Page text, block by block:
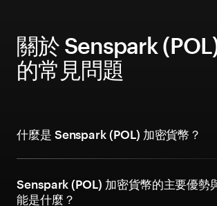
關於 Senspark
的常見問題
什麼是 Senspark (POL) 加密貨幣？
Senspark (POL) 加密貨幣的主要優勢
能是什麼？